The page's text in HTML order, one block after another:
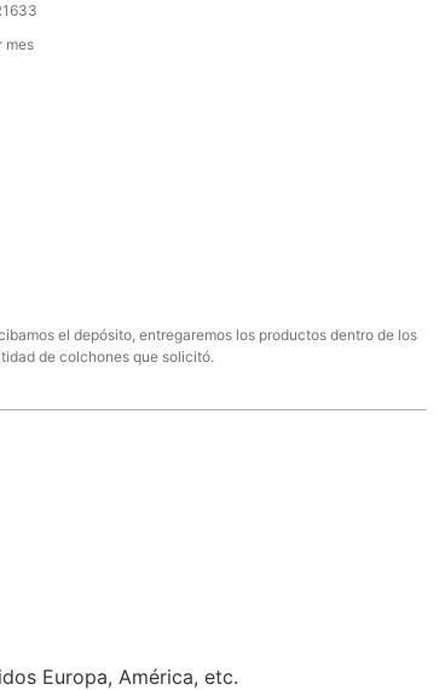
mes
el depósito, entregaremos los productos dentro de los
de colchones que solicitó.
Europa, América, etc.